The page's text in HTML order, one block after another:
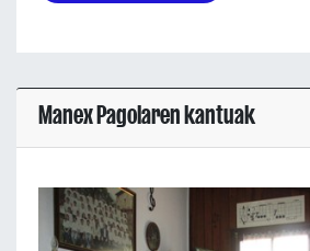
Manex Pagolaren kantuak